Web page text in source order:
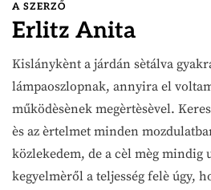
A SZERZŐ
Erlitz Anita
Kislánykènt a járdán sètálva
lámpaoszlopnak, annyira el
működèsènek megèrtèsèvel.
ès az èrtelmet minden
közlekedem, de a cèl mèg mindig
kegyelmèről a teljesség felè úgy,